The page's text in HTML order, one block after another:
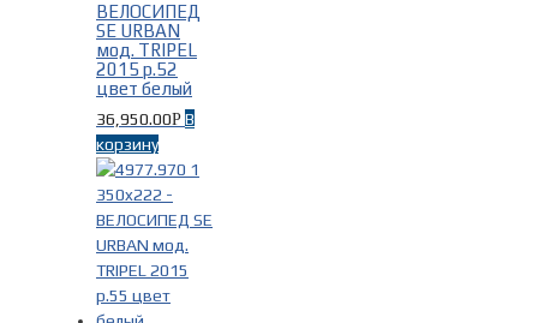
ВЕЛОСИПЕД
SE URBAN
мод. TRIPEL
2015 р.52
цвет белый
36,950.00Р В
корзину